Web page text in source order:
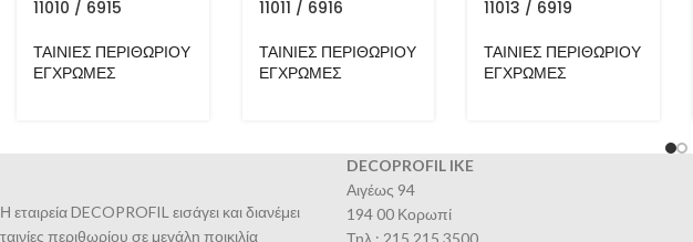
11010 / 6915
ΤΑΙΝΙΕΣ ΠΕΡΙΘΩΡΙΟΥ
ΕΓΧΡΩΜΕΣ
11011 / 6916
ΤΑΙΝΙΕΣ ΠΕΡΙΘΩΡΙΟΥ
ΕΓΧΡΩΜΕΣ
11013 / 6919
ΤΑΙΝΙΕΣ ΠΕΡΙΘΩΡΙΟΥ
ΕΓΧΡΩΜΕΣ
Η εταιρεία DECOPROFIL εισάγει και διανέμει
ταινίες περιθωρίου σε μεγάλη ποικιλία
DECOPROFIL IKE
Αιγέως 94
194 00 Κορωπί
Τηλ.: 215 215 3500